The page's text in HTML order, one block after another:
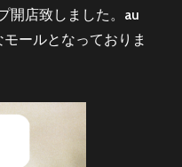
開店致しました。au
ールとなっておりま